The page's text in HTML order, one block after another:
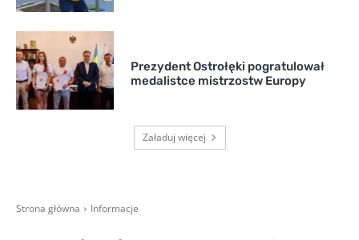
Prezydent Ostrołęki pogratulował
medalistce mistrzostw Europy
Załaduj więcej